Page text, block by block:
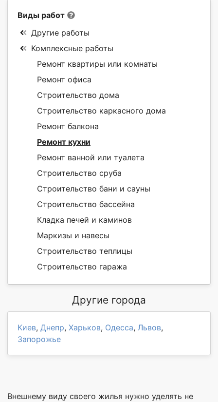
Виды работ
Другие работы
Комплексные работы
Ремонт квартиры или комнаты
Ремонт офиса
Строительство дома
Строительство каркасного дома
Ремонт балкона
Ремонт кухни
Ремонт ванной или туалета
Строительство сруба
Строительство бани и сауны
Строительство бассейна
Кладка печей и каминов
Маркизы и навесы
Строительство теплицы
Строительство гаража
Другие города
Киев, Днепр, Харьков, Одесса, Львов,
Запорожье
Внешнему виду своего жилья нужно уделять не